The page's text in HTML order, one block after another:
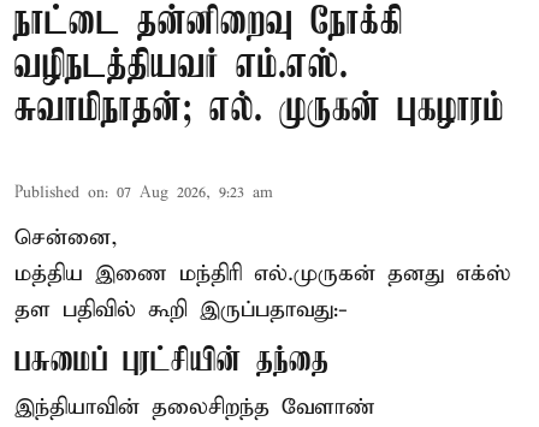
நாட்டை தன்னிறைவு நோக்கி
வழிநடத்தியவர் எம்.எஸ்.
சுவாமிநாதன்; எல். முருகன் புகழாரம்
Published on: 07 Aug 2026, 9:23 am
சென்னை,
மத்திய இணை மந்திரி எல்.முருகன் தனது எக்ஸ்
தள பதிவில் கூறி இருப்பதாவது:-
பசுமைப் புரட்சியின் தந்தை
இந்தியாவின் தலைசிறந்த வேளாண்